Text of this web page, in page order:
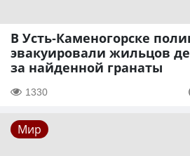
В Усть-Каменогорске
эвакуировали жильцов
за найденной гранаты
1330
Мир